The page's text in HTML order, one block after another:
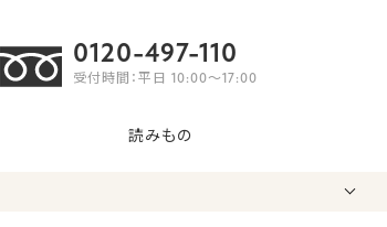
0120-497-110
受付時間：平日 10:00〜17:00
読みもの